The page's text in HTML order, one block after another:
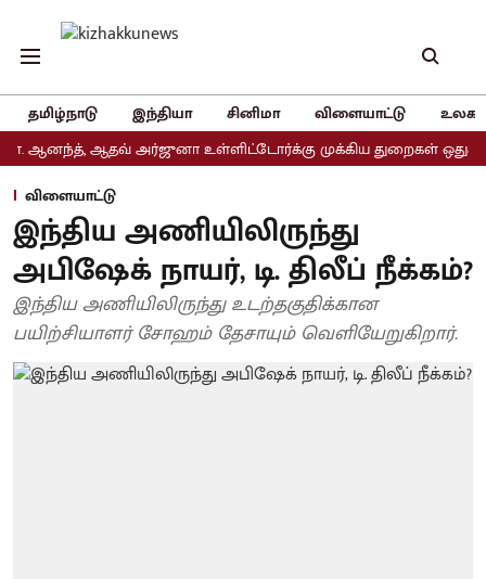
தமிழ்நாடு இந்தியா சினிமா விளையாட்டு
ஆதவ் அர்ஜுனா உள்ளிட்டோர்க்கு முக்கிய துறைகள் ஒதுக்கீடு
விளையாட்டு
இந்திய அணியிலிருந்து
அபிஷேக் நாயர், டி. திலீப் நீக்கம்?
இந்திய அணியிலிருந்து உடற்தகுதிக்கான
பயிற்சியாளர் சோஹம் தேசாயும் வெளியேறுகிறார்.